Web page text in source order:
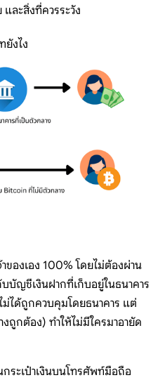
ละสิ่งที่ควรระวัง
ยังไง
องเอง 100% โดยไม่ต้องผ่าน
บัญชีเงินฝากที่เก็บอยู่ในธนาคาร
ได้ถูกควบคุมโดยธนาคาร แต่
ถูกต้อง) ทำให้ไม่มีใครมาอายัด
ระเป๋าเงินบนโทรศัพท์มือถือ